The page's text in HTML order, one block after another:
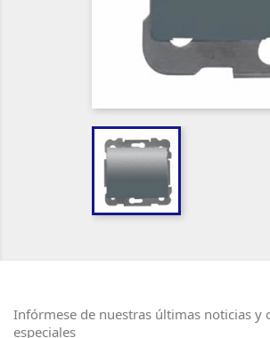
Infórmese de nuestras últimas noticias y
especiales